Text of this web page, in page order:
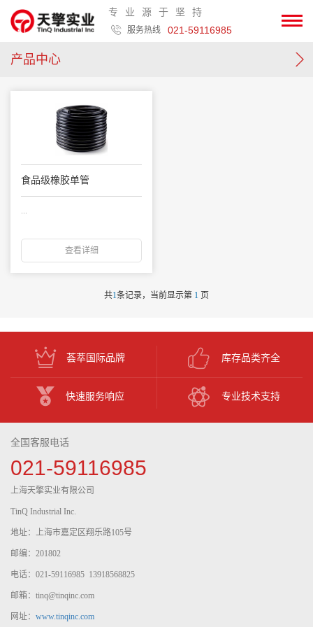
专业源于坚持
服务热线 021-59116985
产品中心
食品级橡胶单管
...
查看详细
共1条记录，当前显示第 1 页
荟萃国际品牌 库存品类齐全
快速服务响应 专业技术支持
全国客服电话
021-59116985
上海天擎实业有限公司
TinQ Industrial Inc.
地址：上海市嘉定区翔乐路105号
邮编：201802
电话：021-59116985 13918568825
邮箱：tinq@tinqinc.com
网址： www.tinqinc.com